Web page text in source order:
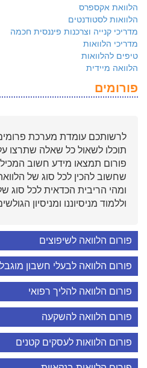
הלוואת אקספרס
הלוואות לסטודנטים
מדריכי קנייה וצרכנות פיננסית חכמה
מדריכי הלוואות
טיפים להלוואות
הלוואה מיידית
פורומים
לרשותכם עומדת מערכת
תוכלו לשאול כל שאלה שתרצו
פורום תמצאו מידע חשוב
שחשוב להכין לכל סוג של
ומהי הריבית הכדאית לכל סוג
וללמוד מניסיוננו ומניסיון
פורום הלוואה לשיפוצים
פורום הלוואה לבעלי חשבון מוגבל
פורום הלוואה להליך רפואי
פורום הלוואה להשקעה
פורום הלוואות לעסקים קטנים